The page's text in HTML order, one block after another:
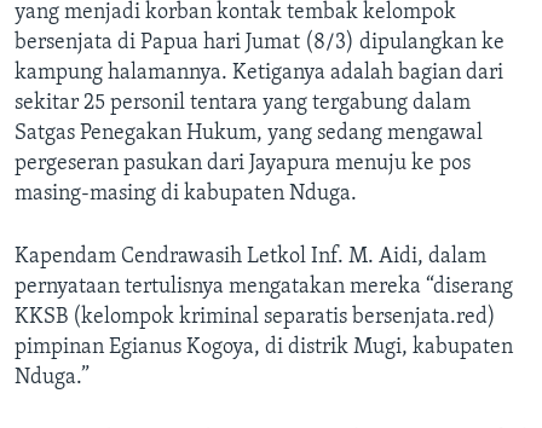
yang menjadi korban kontak tembak kelompok
bersenjata di Papua hari Jumat (8/3) dipulangkan ke
kampung halamannya. Ketiganya adalah bagian dari
sekitar 25 personil tentara yang tergabung dalam
Satgas Penegakan Hukum, yang sedang mengawal
pergeseran pasukan dari Jayapura menuju ke pos
masing-masing di kabupaten Nduga.
Kapendam Cendrawasih Letkol Inf. M. Aidi, dalam
pernyataan tertulisnya mengatakan mereka “diserang
KKSB (kelompok kriminal separatis bersenjata.red)
pimpinan Egianus Kogoya, di distrik Mugi, kabupaten
Nduga.”